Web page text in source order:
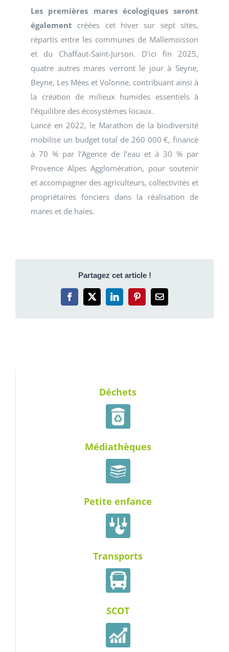
Les premières mares écologiques seront
également créées cet hiver sur sept sites,
répartis entre les communes de Mallemoisson
et du Chaffaut-Saint-Jurson. D’ici fin 2025,
quatre autres mares verront le jour à Seyne,
Beyne, Les Mées et Volonne, contribuant ainsi à
la création de milieux humides essentiels à
l’équilibre des écosystèmes locaux.
Lancé en 2022, le Marathon de la biodiversité
mobilise un budget total de 260 000 €, financé
à 70 % par l’Agence de l’eau et à 30 % par
Provence Alpes Agglomération, pour soutenir
et accompagner des agriculteurs, collectivités et
propriétaires fonciers dans la réalisation de
mares et de haies.
Partagez cet article !
Facebook
X LinkedInPinterestEmail
Déchets
Médiathèques
Petite enfance
Transports
SCOT